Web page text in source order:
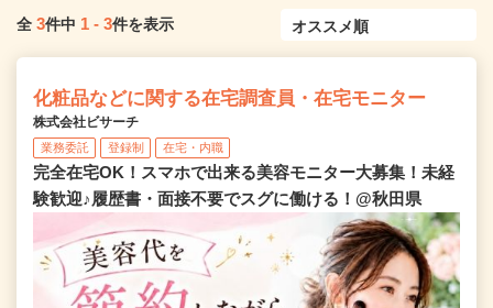
全 3件中 1 - 3件を表示
化粧品などに関する在宅調査員・在宅モニター
株式会社ビサーチ
業務委託 登録制 在宅・内職
完全在宅OK！スマホで出来る美容モニター大募集！未経
験歓迎♪履歴書・面接不要でスグに働ける！@秋田県